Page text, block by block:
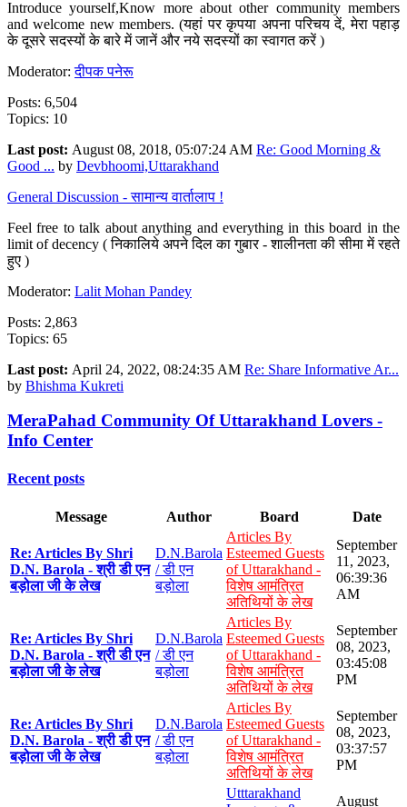
Introduce yourself,Know more about other community members
and welcome new members. (यहां पर कृपया अपना परिचय दें, मेरा पहाड़
के दूसरे सदस्यों के बारे में जानें और नये सदस्यों का स्वागत करें )
Moderator:दीपक पनेरू
Posts: 6,504
Topics: 10
Last post: August 08, 2018, 05:07:24 AM Re: Good Morning &
Good ... by Devbhoomi,Uttarakhand
General Discussion - सामान्य वार्तालाप !
Feel free to talk about anything and everything in this board in the
limit of decency ( निकालिये अपने दिल का गुबार - शालीनता की सीमा में रहते
हुए )
Moderator: Lalit Mohan Pandey
Posts: 2,863
Topics: 65
Last post: April 24, 2022, 08:24:35 AM Re: Share Informative Ar...
by Bhishma Kukreti
MeraPahad Community Of Uttarakhand Lovers -
Info Center
Recent posts
Message Author Board Date
Re: Articles By Shri
D.N. Barola - श्री डी एन
बड़ोला जी के लेख
D.N.Barola
/ डी एन
बड़ोला
Articles By
Esteemed Guests
of Uttarakhand -
विशेष आमंत्रित
अतिथियों के लेख
September
11, 2023,
06:39:36
AM
Re: Articles By Shri
D.N. Barola - श्री डी एन
बड़ोला जी के लेख
D.N.Barola
/ डी एन
बड़ोला
Articles By
Esteemed Guests
of Uttarakhand -
विशेष आमंत्रित
अतिथियों के लेख
September
08, 2023,
03:45:08
PM
Re: Articles By Shri
D.N. Barola - श्री डी एन
बड़ोला जी के लेख
D.N.Barola
/ डी एन
बड़ोला
Articles By
Esteemed Guests
of Uttarakhand -
विशेष आमंत्रित
अतिथियों के लेख
September
08, 2023,
03:37:57
PM
Utttarakhand
August